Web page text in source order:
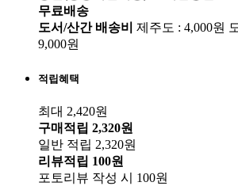
무료배송
도서/산간 배송비 제주도 : 4,000원
9,000원
적립혜택
최대 2,420원
구매적립 2,320원
일반 적립 2,320원
리뷰적립 100원
포토리뷰 작성 시
100원